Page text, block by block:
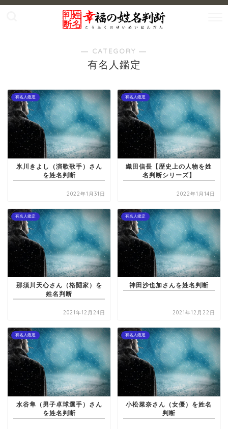
― CATEGORY ―
有名人鑑定
有名人鑑定
氷川きよし（演歌歌手）さん
を姓名判断
2022年1月31日
有名人鑑定
織田信長【歴史上の人物を姓
名判断シリーズ】
2022年1月14日
有名人鑑定
那須川天心さん（格闘家）を
姓名判断
2021年12月24日
有名人鑑定
神田沙也加さんを姓名判断
2021年12月22日
有名人鑑定
水谷隼（男子卓球選手）さん
を姓名判断
有名人鑑定
小松菜奈さん（女優）を姓名
判断